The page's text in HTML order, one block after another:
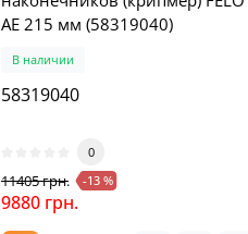
AE 215 мм (58319040)
В наличии
58319040
0
11405 грн. -13 %
9880 грн.